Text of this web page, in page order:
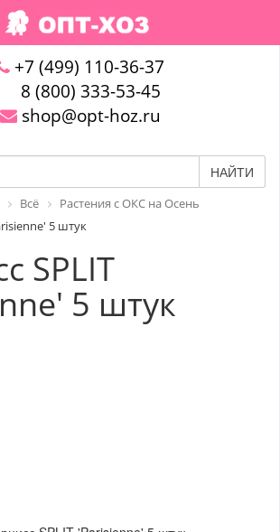
+7 (499) 110-36-37
8 (800) 333-53-45
shop@opt-hoz.ru
НАЙТИ
Всё
Растения с ОКС на Осень
5 штук
SPLIT
5 штук